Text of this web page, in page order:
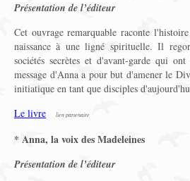
Présentation de l’éditeur
Cet ouvrage remarquable raconte
naissance à une ligné spirituelle. Il
sociétés secrètes et d'avant-garde qui
message d'Anna a pour but d'amener le
initiatique en tant que disciples
Le livre
lien partenaire
* Anna, la voix des Madeleines
Présentation de l’éditeur